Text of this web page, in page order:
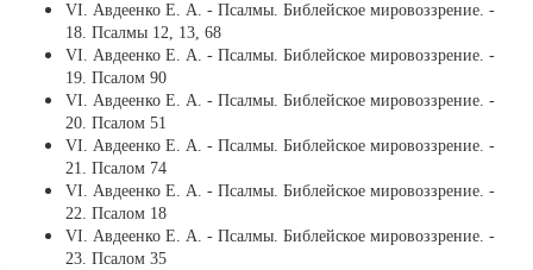
VI. Авдеенко Е. А. - Псалмы. Библейское мировоззрение. -
18. Псалмы 12, 13, 68
VI. Авдеенко Е. А. - Псалмы. Библейское мировоззрение. -
19. Псалом 90
VI. Авдеенко Е. А. - Псалмы. Библейское мировоззрение. -
20. Псалом 51
VI. Авдеенко Е. А. - Псалмы. Библейское мировоззрение. -
21. Псалом 74
VI. Авдеенко Е. А. - Псалмы. Библейское мировоззрение. -
22. Псалом 18
VI. Авдеенко Е. А. - Псалмы. Библейское мировоззрение. -
23. Псалом 35